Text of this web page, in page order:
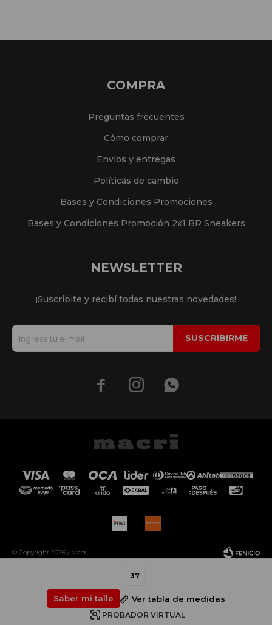
37
Saber mi talle Ver tabla de medidas
PROBADOR VIRTUAL
COMPRA
Preguntas frecuentes
Cómo comprar
Envíos y entregas
Políticas de cambio
Bases y Condiciones Promociones
Bases y Condiciones Promoción 2x1 BR Sneakers
NEWSLETTER
¡Suscribite y recibí todas nuestras novedades!
SUSCRIBIRME
  
© Copyright 2026 / Macri